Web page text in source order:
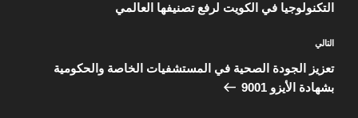
التكنولوجيا في الكويت لرفع تصنيفها العالمي
المقالة
التالية
التالي
تعزيز الجودة الصحية في المستشفيات الخاصة والحكومية
بشهادة الأيزو 9001